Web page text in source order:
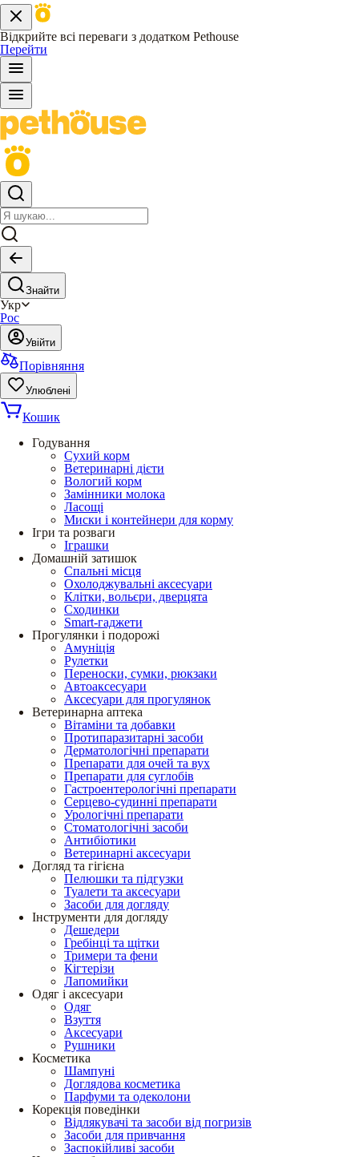
Відкрийте всі переваги з додатком Pethouse
Перейти
Знайти
Укр
Рос
Увійти
Порівняння
Улюблені
Кошик
Годування
Сухий корм
Ветеринарні дієти
Вологий корм
Замінники молока
Ласощі
Миски і контейнери для корму
Ігри та розваги
Іграшки
Домашній затишок
Спальні місця
Охолоджувальні аксесуари
Клітки, вольєри, дверцята
Сходинки
Smart-гаджети
Прогулянки і подорожі
Амуніція
Рулетки
Переноски, сумки, рюкзаки
Автоаксесуари
Аксесуари для прогулянок
Ветеринарна аптека
Вітаміни та добавки
Протипаразитарні засоби
Дерматологічні препарати
Препарати для очей та вух
Препарати для суглобів
Гастроентерологічні препарати
Серцево-судинні препарати
Урологічні препарати
Стоматологічні засоби
Антибіотики
Ветеринарні аксесуари
Догляд та гігієна
Пелюшки та підгузки
Туалети та аксесуари
Засоби для догляду
Інструменти для догляду
Дешедери
Гребінці та щітки
Тримери та фени
Кігтерізи
Лапомийки
Одяг і аксесуари
Одяг
Взуття
Аксесуари
Рушники
Косметика
Шампуні
Доглядова косметика
Парфуми та одеколони
Корекція поведінки
Відлякувачі та засоби від погризів
Засоби для привчання
Заспокійливі засоби